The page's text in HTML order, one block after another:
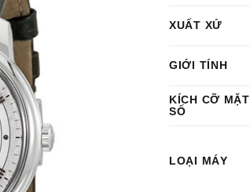
XUẤT XỨ
GIỚI TÍNH
KÍCH CỠ MẶT
SỐ
LOẠI MÁY